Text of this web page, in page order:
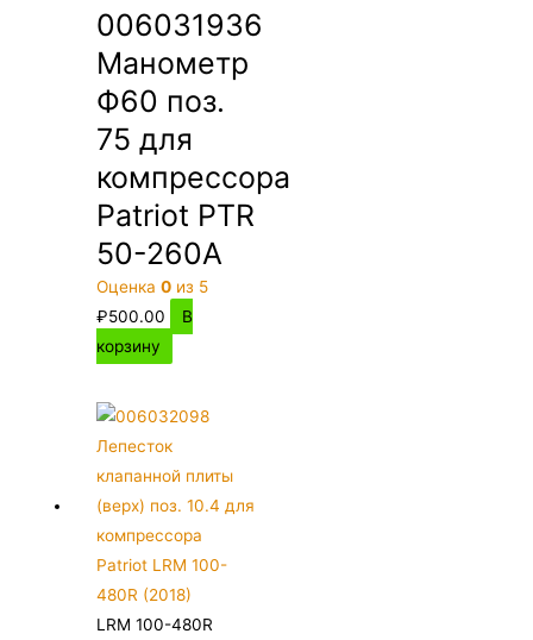
006031936
Манометр
Ф60 поз.
75 для
компрессора
Patriot PTR
50-260A
Оценка0 из 5
₽500.00
В
корзину
LRM 100-480R